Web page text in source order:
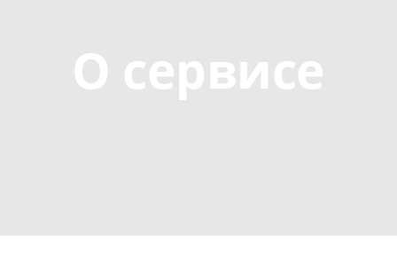
О сервисе